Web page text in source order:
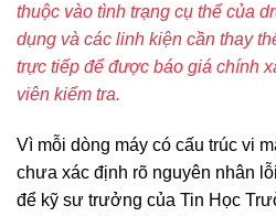
thuộc vào tình trạng cụ thể của
dụng và các linh kiện cần thay
trực tiếp để được báo giá chính
viên kiểm tra.
Vì mỗi dòng máy có cấu trúc vi
chưa xác định rõ nguyên nhân
để kỹ sư trưởng của Tin Học